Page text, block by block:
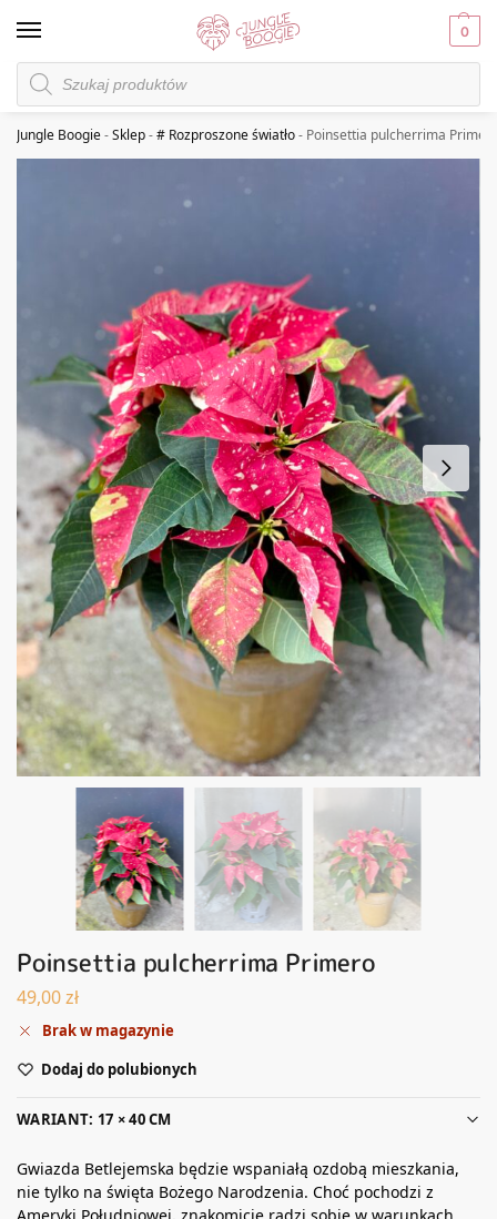
0
Jungle Boogie-Sklep-# Rozproszone światło- Poinsettia pulcherrima
Poinsettia pulcherrima Primero
49,00zł
Brak w magazynie
Dodaj do polubionych
WARIANT: 17 × 40 CM
Gwiazda Betlejemska będzie wspaniałą ozdobą mieszkania,
nie tylko na święta Bożego Narodzenia. Choć pochodzi z